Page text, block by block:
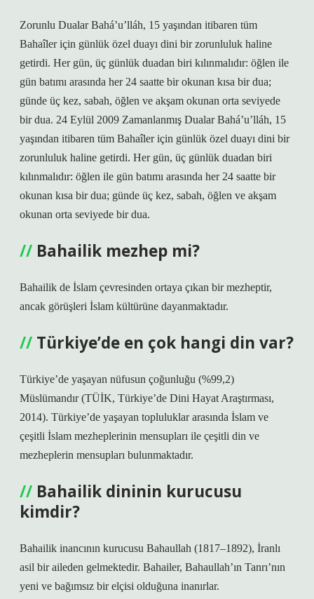
Zorunlu Dualar Bahá’u’lláh, 15 yaşından itibaren tüm
Bahaîler için günlük özel duayı dini bir zorunluluk haline
getirdi. Her gün, üç günlük duadan biri kılınmalıdır: öğlen ile
gün batımı arasında her 24 saatte bir okunan kısa bir dua;
günde üç kez, sabah, öğlen ve akşam okunan orta seviyede
bir dua. 24 Eylül 2009 Zamanlanmış Dualar Bahá’u’lláh, 15
yaşından itibaren tüm Bahaîler için günlük özel duayı dini bir
zorunluluk haline getirdi. Her gün, üç günlük duadan biri
kılınmalıdır: öğlen ile gün batımı arasında her 24 saatte bir
okunan kısa bir dua; günde üç kez, sabah, öğlen ve akşam
okunan orta seviyede bir dua.
Bahailik mezhep mi?
Bahailik de İslam çevresinden ortaya çıkan bir mezheptir,
ancak görüşleri İslam kültürüne dayanmaktadır.
Türkiye’de en çok hangi din var?
Türkiye’de yaşayan nüfusun çoğunluğu (%99,2)
Müslümandır (TÜİK, Türkiye’de Dini Hayat Araştırması,
2014). Türkiye’de yaşayan topluluklar arasında İslam ve
çeşitli İslam mezheplerinin mensupları ile çeşitli din ve
mezheplerin mensupları bulunmaktadır.
Bahailik dininin kurucusu
kimdir?
Bahailik inancının kurucusu Bahaullah (1817–1892), İranlı
asil bir aileden gelmektedir. Bahailer, Bahaullah’ın Tanrı’nın
yeni ve bağımsız bir elçisi olduğuna inanırlar.